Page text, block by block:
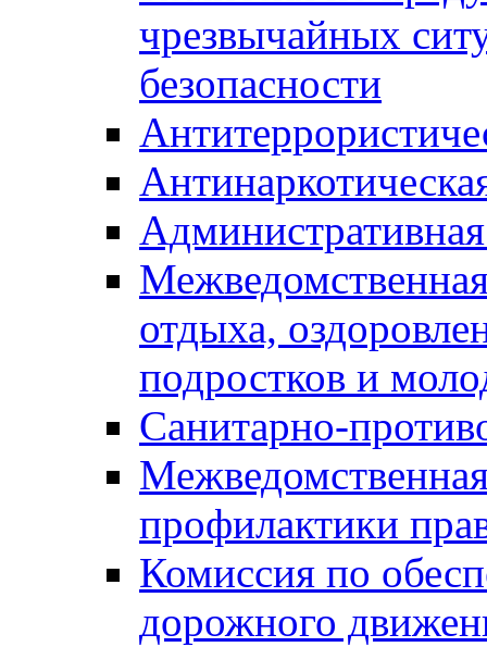
чрезвычайных
безопасности
отдыха,
подростков и
Санитарно-
профилактики
Комиссия по
дорожного